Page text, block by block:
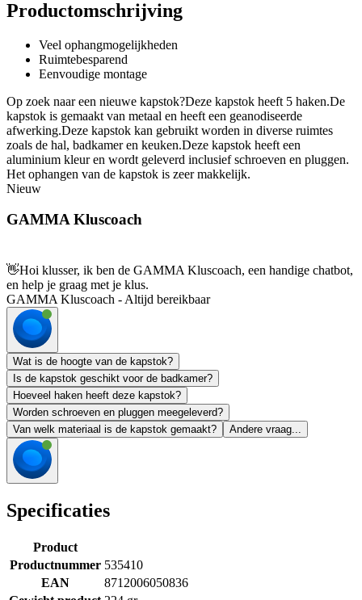
Productomschrijving
Veel ophangmogelijkheden
Ruimtebesparend
Eenvoudige montage
Op zoek naar een nieuwe kapstok?Deze kapstok heeft 5 haken.De
kapstok is gemaakt van metaal en heeft een geanodiseerde
afwerking.Deze kapstok kan gebruikt worden in diverse ruimtes
zoals de hal, badkamer en keuken.Deze kapstok heeft een
aluminium kleur en wordt geleverd inclusief schroeven en pluggen.
Het ophangen van de kapstok is zeer makkelijk.
Nieuw
GAMMA Kluscoach
👋Hoi klusser, ik ben de GAMMA Kluscoach, een handige chatbot,
en help je graag met je klus.
GAMMA Kluscoach - Altijd bereikbaar
Wat is de hoogte van de kapstok?
Is de kapstok geschikt voor de badkamer?
Hoeveel haken heeft deze kapstok?
Worden schroeven en pluggen meegeleverd?
Van welk materiaal is de kapstok gemaakt?
Andere vraag...
Specificaties
Product
Productnummer 535410
EAN
8712006050836